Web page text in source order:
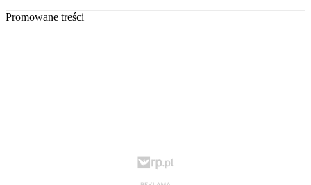
Promowane treści